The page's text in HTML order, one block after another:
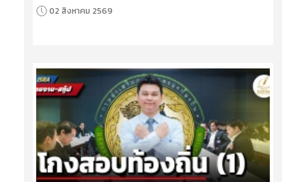
02 สิงหาคม 2569